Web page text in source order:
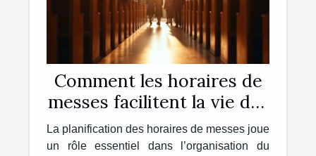
Comment les horaires de
messes facilitent la vie des
pratiquants ?
La planification des horaires de messes joue
un rôle essentiel dans l’organisation du